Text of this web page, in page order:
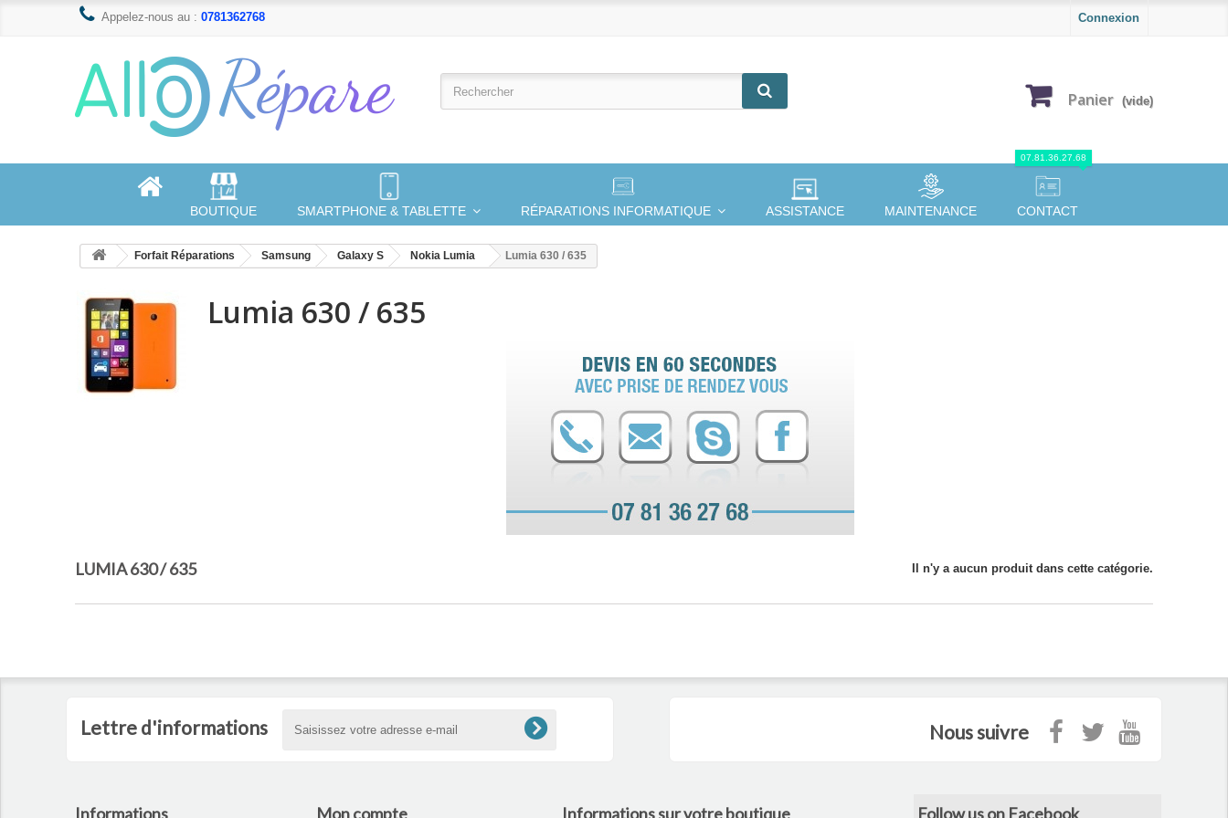
Connexion
Appelez-nous au : 0781362768
Panier (vide)
BOUTIQUE SMARTPHONE & TABLETTE RÉPARATIONS INFORMATIQUE ASSISTANCE MAINTENANCE CONTACT
07.81.36.27.68
Forfait Réparations Samsung Galaxy S Nokia Lumia Lumia 630 / 635
Lumia 630 / 635
LUMIA 630 / 635 Il n'y a aucun produit dans cette catégorie.
Lettre d'informations Nous suivre
Informations Mon compte Informations sur votre boutique Follow us on Facebook